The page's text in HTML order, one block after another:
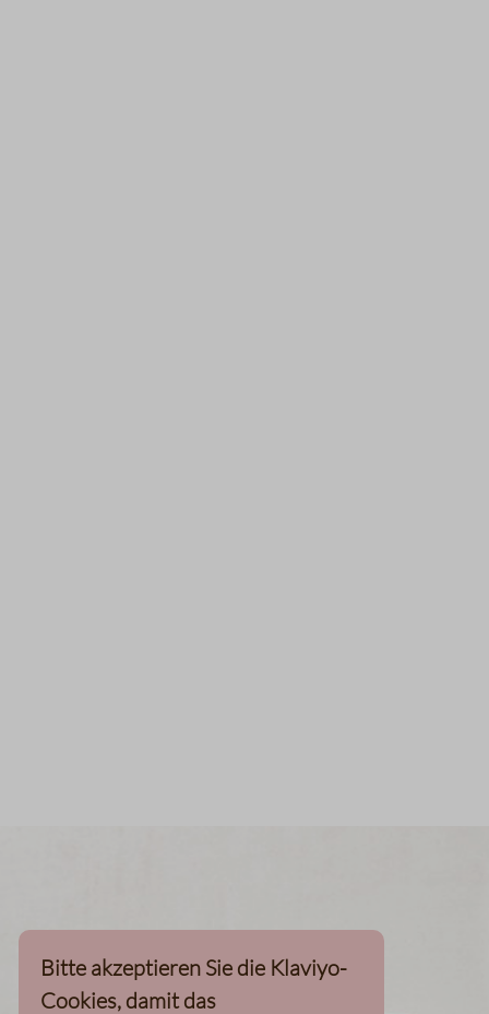
Bitte akzeptieren Sie die Klaviyo-
Cookies, damit das